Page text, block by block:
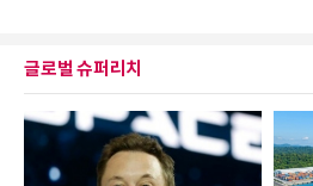
글로벌 슈퍼리치